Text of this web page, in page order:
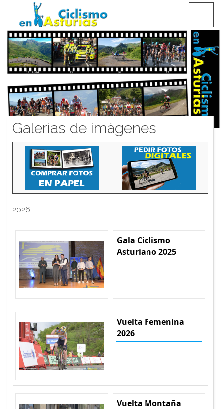
CICLISMO EN ASTURIAS
Galerías de imágenes
2026
Gala Ciclismo
Asturiano 2025
Vuelta Femenina
2026
Vuelta Montaña